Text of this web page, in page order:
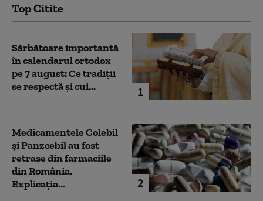
Top Citite
1
Sărbătoare importantă
în calendarul ortodox
pe 7 august: Ce tradiții
se respectă și cui...
2
Medicamentele Colebil
și Panzcebil au fost
retrase din farmaciile
din România.
Explicația...